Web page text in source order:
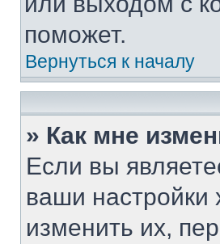
поможет.
Вернуться к началу
» Как мне
Если вы
ваши
изменить их,